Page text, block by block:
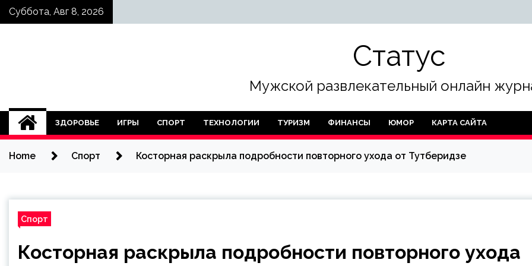
SkipСуббота, Авг 8, 2026
Статус
Мужской развлекательный онлайн
ЗДОРОВЬЕ ИГРЫ СПОРТ ТЕХНОЛОГИИ ТУРИЗМ ФИНАНСЫ ЮМОР КАРТА САЙТА
Home Спорт Косторная раскрыла подробности повторного ухода от Тутберидзе
Спорт
Косторная раскрыла подробности повторного ухода